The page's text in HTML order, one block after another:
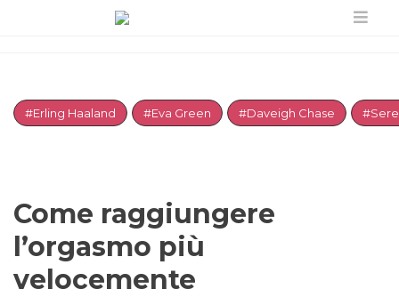
#Erling Haaland #Eva Green #Daveigh Chase
Come raggiungere
l’orgasmo più
velocemente